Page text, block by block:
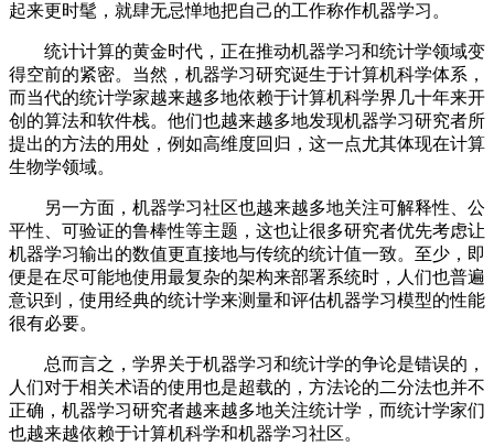
起来更时髦，就肆无忌惮地把自己的工作称作机器学习。
统计计算的黄金时代，正在推动机器学习和统计学领域变
得空前的紧密。当然，机器学习研究诞生于计算机科学体系，
而当代的统计学家越来越多地依赖于计算机科学界几十年来开
创的算法和软件栈。他们也越来越多地发现机器学习研究者所
提出的方法的用处，例如高维度回归，这一点尤其体现在计算
生物学领域。
另一方面，机器学习社区也越来越多地关注可解释性、公
平性、可验证的鲁棒性等主题，这也让很多研究者优先考虑让
机器学习输出的数值更直接地与传统的统计值一致。至少，即
便是在尽可能地使用最复杂的架构来部署系统时，人们也普遍
意识到，使用经典的统计学来测量和评估机器学习模型的性能
很有必要。
总而言之，学界关于机器学习和统计学的争论是错误的，
人们对于相关术语的使用也是超载的，方法论的二分法也并不
正确，机器学习研究者越来越多地关注统计学，而统计学家们
也越来越依赖于计算机科学和机器学习社区。